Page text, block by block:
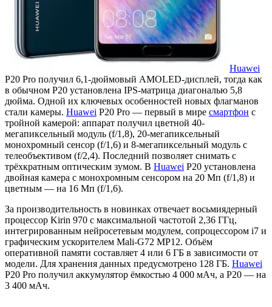
Huawei
P20 Pro получил 6,1-дюймовый AMOLED-дисплей, тогда как
в обычном P20 установлена IPS-матрица диагональю 5,8
дюйма. Одной их ключевых особенностей новых флагманов
стали камеры. Huawei P20 Pro — первый в мире смартфон с
тройной камерой: аппарат получил цветной 40-
мегапиксельный модуль (f/1,8), 20-мегапиксельный
монохромный сенсор (f/1,6) и 8-мегапиксельный модуль с
телеобъективом (f/2,4). Последний позволяет снимать с
трёхкратным оптическим зумом. В Huawei P20 установлена
двойная камера с монохромным сенсором на 20 Мп (f/1,8) и
цветным — на 16 Мп (f/1,6).
За производительность в новинках отвечает восьмиядерный
процессор Kirin 970 с максимальной частотой 2,36 ГГц,
интегрированным нейросетевым модулем, сопроцессором i7 и
графическим ускорителем Mali-G72 MP12. Объём
оперативной памяти составляет 4 или 6 ГБ в зависимости от
модели. Для хранения данных предусмотрено 128 ГБ. Huawei
P20 Pro получил аккумулятор ёмкостью 4 000 мАч, а P20 — на
3 400 мАч.